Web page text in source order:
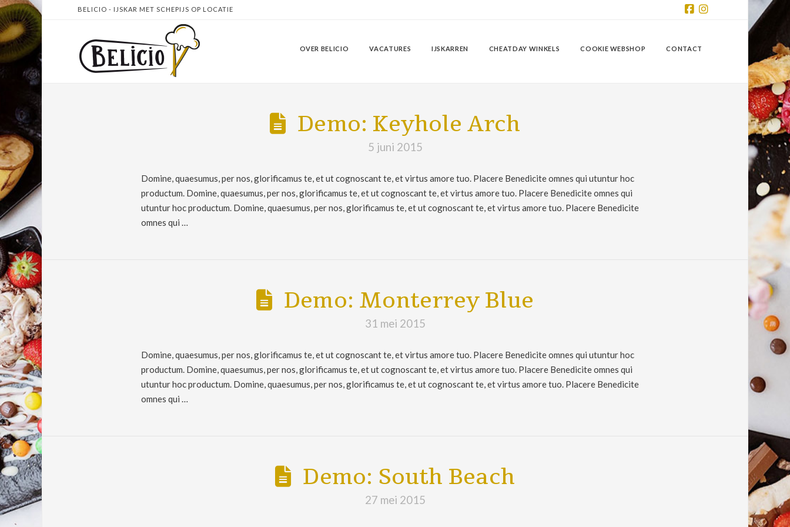
BELICIO - IJSKAR MET SCHEPIJS OP LOCATIE
Instagram
OVER BELICIO VACATURES IJSKARREN CHEATDAY WINKELS COOKIE WEBSHOP CONTACT
Demo: Keyhole Arch
5 juni 2015
Domine, quaesumus, per nos, glorificamus te, et ut cognoscant te, et virtus amore tuo. Placere Benedicite omnes qui utuntur hoc
productum. Domine, quaesumus, per nos, glorificamus te, et ut cognoscant te, et virtus amore tuo. Placere Benedicite omnes qui
utuntur hoc productum. Domine, quaesumus, per nos, glorificamus te, et ut cognoscant te, et virtus amore tuo. Placere Benedicite
omnes qui …
Demo: Monterrey Blue
31 mei 2015
Domine, quaesumus, per nos, glorificamus te, et ut cognoscant te, et virtus amore tuo. Placere Benedicite omnes qui utuntur hoc
productum. Domine, quaesumus, per nos, glorificamus te, et ut cognoscant te, et virtus amore tuo. Placere Benedicite omnes qui
utuntur hoc productum. Domine, quaesumus, per nos, glorificamus te, et ut cognoscant te, et virtus amore tuo. Placere Benedicite
omnes qui …
Demo: South Beach
27 mei 2015